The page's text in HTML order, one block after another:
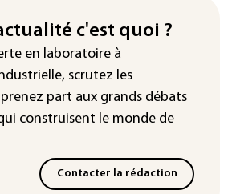
progressif de la
les prochains jours en
c'est quoi ?
en laboratoire à
scrutez les
part aux grands débats
construisent le monde de
Contacter la rédaction